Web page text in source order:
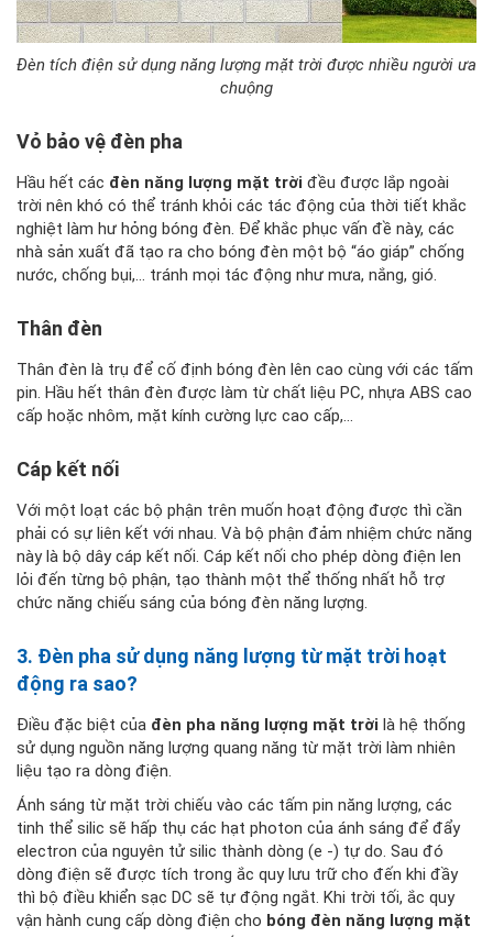
Đèn tích điện sử dụng năng lượng mặt trời được nhiều người ưa
chuộng
Vỏ bảo vệ đèn pha
Hầu hết các đèn năng lượng mặt trời đều được lắp ngoài
trời nên khó có thể tránh khỏi các tác động của thời tiết khắc
nghiệt làm hư hỏng bóng đèn. Để khắc phục vấn đề này, các
nhà sản xuất đã tạo ra cho bóng đèn một bộ “áo giáp” chống
nước, chống bụi,… tránh mọi tác động như mưa, nắng, gió.
Thân đèn
Thân đèn là trụ để cố định bóng đèn lên cao cùng với các tấm
pin. Hầu hết thân đèn được làm từ chất liệu PC, nhựa ABS cao
cấp hoặc nhôm, mặt kính cường lực cao cấp,…
Cáp kết nối
Với một loạt các bộ phận trên muốn hoạt động được thì cần
phải có sự liên kết với nhau. Và bộ phận đảm nhiệm chức năng
này là bộ dây cáp kết nối. Cáp kết nối cho phép dòng điện len
lỏi đến từng bộ phận, tạo thành một thể thống nhất hỗ trợ
chức năng chiếu sáng của bóng đèn năng lượng.
3. Đèn pha sử dụng năng lượng từ mặt trời hoạt
động ra sao?
Điều đặc biệt của đèn pha năng lượng mặt trời là hệ thống
sử dụng nguồn năng lượng quang năng từ mặt trời làm nhiên
liệu tạo ra dòng điện.
Ánh sáng từ mặt trời chiếu vào các tấm pin năng lượng, các
tinh thể silic sẽ hấp thụ các hạt photon của ánh sáng để đẩy
electron của nguyên tử silic thành dòng (e -) tự do. Sau đó
dòng điện sẽ được tích trong ắc quy lưu trữ cho đến khi đầy
thì bộ điều khiển sạc DC sẽ tự động ngắt. Khi trời tối, ắc quy
vận hành cung cấp dòng điện cho bóng đèn năng lượng mặt